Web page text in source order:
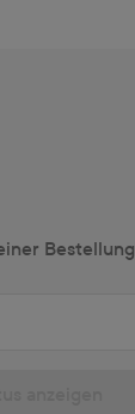
Bestellung